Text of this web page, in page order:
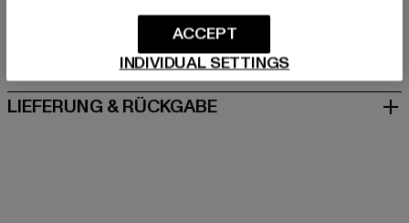
GRÖSSE & PASSFORM
PFLEGEHINWEISE
LIEFERUNG & RÜCKGABE
INDIVIDUAL SETTINGS
ACCEPT